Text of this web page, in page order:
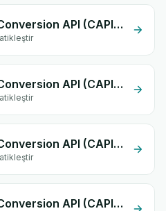
Facebook Conversion API (CAPI) + Guepex Delivery
Facebook Conversion API (CAPI) + Instagram Comment
Facebook Conversion API (CAPI) + Gmail
Facebook Conversion API (CAPI) + shorages